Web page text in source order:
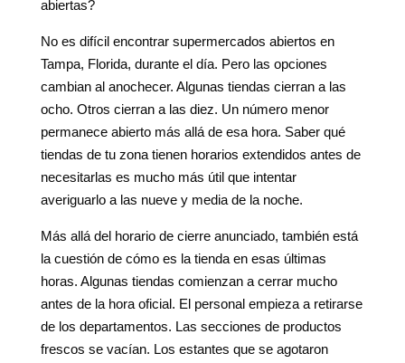
abiertas?
No es difícil encontrar supermercados abiertos en
Tampa, Florida, durante el día. Pero las opciones
cambian al anochecer. Algunas tiendas cierran a las
ocho. Otros cierran a las diez. Un número menor
permanece abierto más allá de esa hora. Saber qué
tiendas de tu zona tienen horarios extendidos antes de
necesitarlas es mucho más útil que intentar
averiguarlo a las nueve y media de la noche.
Más allá del horario de cierre anunciado, también está
la cuestión de cómo es la tienda en esas últimas
horas. Algunas tiendas comienzan a cerrar mucho
antes de la hora oficial. El personal empieza a retirarse
de los departamentos. Las secciones de productos
frescos se vacían. Los estantes que se agotaron